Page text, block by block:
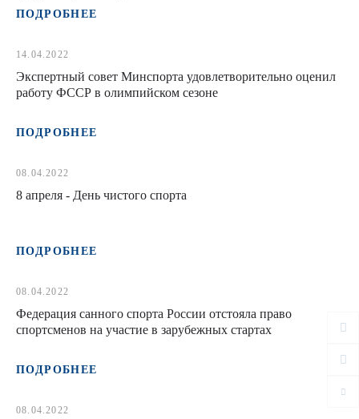
ПОДРОБНЕЕ
14.04.2022
Экспертный совет Минспорта удовлетворительно оценил
работу ФССР в олимпийском сезоне
ПОДРОБНЕЕ
08.04.2022
8 апреля - День чистого спорта
ПОДРОБНЕЕ
08.04.2022
Федерация санного спорта России отстояла право
спортсменов на участие в зарубежных стартах
ПОДРОБНЕЕ
08.04.2022